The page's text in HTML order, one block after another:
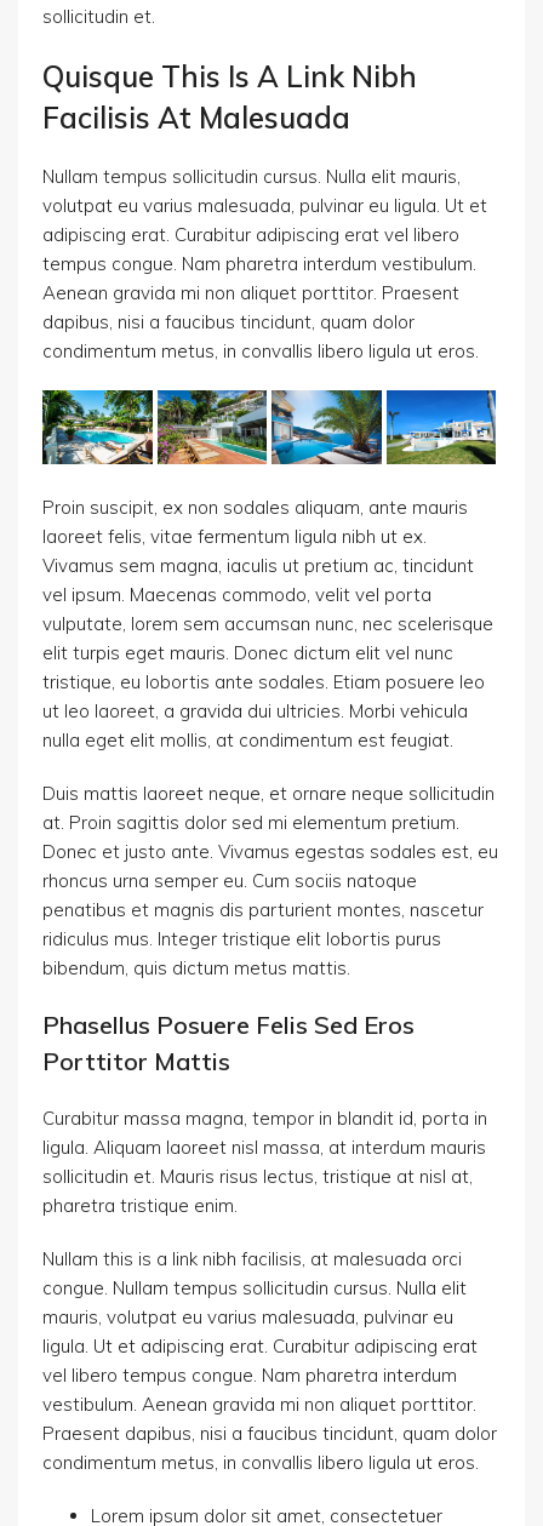
sollicitudin et.
Quisque This Is A Link Nibh
Facilisis At Malesuada
Nullam tempus sollicitudin cursus. Nulla elit mauris,
volutpat eu varius malesuada, pulvinar eu ligula. Ut et
adipiscing erat. Curabitur adipiscing erat vel libero
tempus congue. Nam pharetra interdum vestibulum.
Aenean gravida mi non aliquet porttitor. Praesent
dapibus, nisi a faucibus tincidunt, quam dolor
condimentum metus, in convallis libero ligula ut eros.
Proin suscipit, ex non sodales aliquam, ante mauris
laoreet felis, vitae fermentum ligula nibh ut ex.
Vivamus sem magna, iaculis ut pretium ac, tincidunt
vel ipsum. Maecenas commodo, velit vel porta
vulputate, lorem sem accumsan nunc, nec scelerisque
elit turpis eget mauris. Donec dictum elit vel nunc
tristique, eu lobortis ante sodales. Etiam posuere leo
ut leo laoreet, a gravida dui ultricies. Morbi vehicula
nulla eget elit mollis, at condimentum est feugiat.
Duis mattis laoreet neque, et ornare neque sollicitudin
at. Proin sagittis dolor sed mi elementum pretium.
Donec et justo ante. Vivamus egestas sodales est, eu
rhoncus urna semper eu. Cum sociis natoque
penatibus et magnis dis parturient montes, nascetur
ridiculus mus. Integer tristique elit lobortis purus
bibendum, quis dictum metus mattis.
Phasellus Posuere Felis Sed Eros
Porttitor Mattis
Curabitur massa magna, tempor in blandit id, porta in
ligula. Aliquam laoreet nisl massa, at interdum mauris
sollicitudin et. Mauris risus lectus, tristique at nisl at,
pharetra tristique enim.
Nullam this is a link nibh facilisis, at malesuada orci
congue. Nullam tempus sollicitudin cursus. Nulla elit
mauris, volutpat eu varius malesuada, pulvinar eu
ligula. Ut et adipiscing erat. Curabitur adipiscing erat
vel libero tempus congue. Nam pharetra interdum
vestibulum. Aenean gravida mi non aliquet porttitor.
Praesent dapibus, nisi a faucibus tincidunt, quam dolor
condimentum metus, in convallis libero ligula ut eros.
Lorem ipsum dolor sit amet, consectetuer